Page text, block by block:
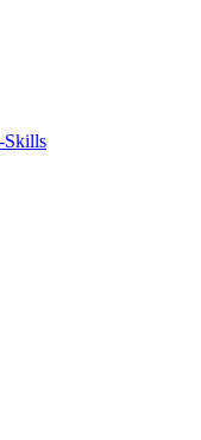
Skills